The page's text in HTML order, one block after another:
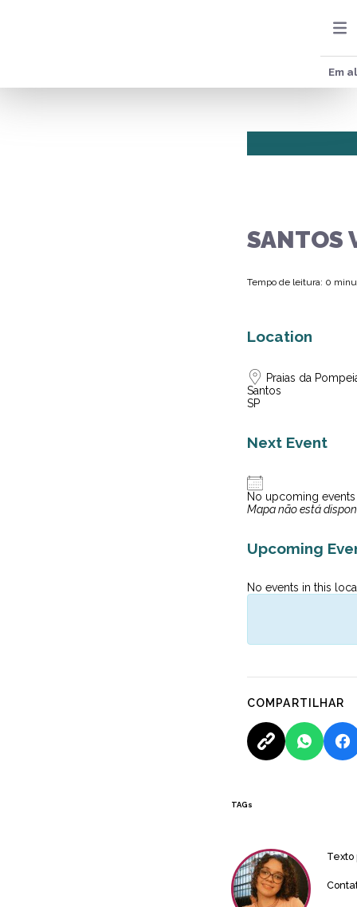
Em
SANTOS
Tempo de leitura: 0
Location
Praias da
Santos
SP
Next Event
No upcoming events
Mapa não está
Upcoming
No events in this
COMPARTILHAR
TAGs
Texto